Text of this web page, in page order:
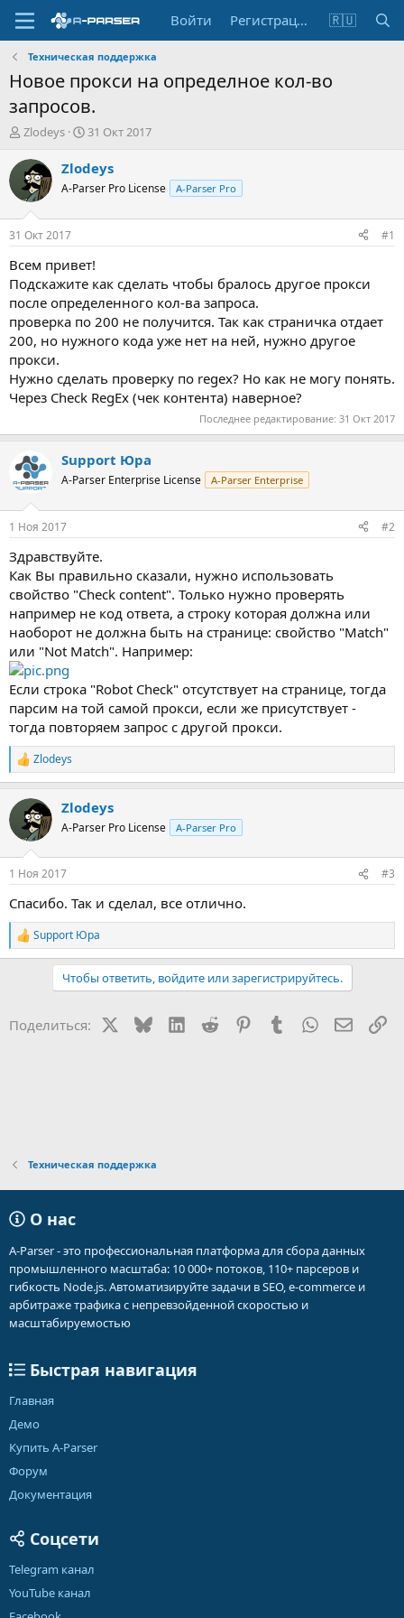
Войти Регистрация 🇷🇺
Техническая поддержка
Новое прокси на определное кол-во
запросов.
А
т
о
р
т
е
м
ы
Zlodeys
Д
т
н
а
л
31 Окт 2017
Zlodeys
A-Parser Pro License A-Parser Pro
31 Окт 2017 #1
Всем привет!
Подскажите как сделать чтобы бралось другое прокси
после определенного кол-ва запроса.
проверка по 200 не получится. Так как страничка отдает
200, но нужного кода уже нет на ней, нужно другое
прокси.
Нужно сделать проверку по regex? Но как не могу понять.
Через Check RegEx (чек контента) наверное?
Последнее редактирование: 31 Окт 2017
Support Юра
A-Parser Enterprise License A-Parser Enterprise
1 Ноя 2017 #2
Здравствуйте.
Как Вы правильно сказали, нужно использовать
свойство "Check content". Только нужно проверять
например не код ответа, а строку которая должна или
наоборот не должна быть на странице: свойство "Match"
или "Not Match". Например:
Если строка "Robot Check" отсутствует на странице, тогда
парсим на той самой прокси, если же присутствует -
тогда повторяем запрос с другой прокси.
Р
е
к
и
Zlodeys
Zlodeys
A-Parser Pro License A-Parser Pro
1 Ноя 2017 #3
Спасибо. Так и сделал, все отлично.
Р
е
и
Support Юра
Чтобы ответить, войдите или зарегистрируйтесь.
Поделиться: BlueskyLinkedIn
Reddit PinterestTumblr WhatsApp
Техническая поддержка
О нас
A-Parser - это профессиональная платформа для сбора данных
промышленного масштаба: 10 000+ потоков, 110+ парсеров и
гибкость Node.js. Автоматизируйте задачи в SEO, e-commerce и
арбитраже трафика с непревзойденной скоростью и
масштабируемостью
Быстрая навигация
Главная
Демо
Купить A-Parser
Форум
Документация
Соцсети
Telegram канал
YouTube канал